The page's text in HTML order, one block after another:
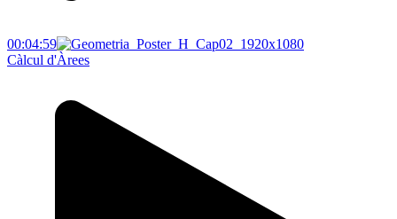
00:04:59
Càlcul d'Àrees